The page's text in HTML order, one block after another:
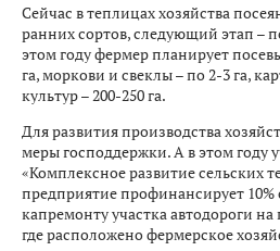
Сейчас в теплицах хозяйства
ранних сортов, следующий этап –
этом году фермер планирует
га, моркови и свеклы – по 2-3 га,
культур – 200-250 га.
Для развития производства
меры господдержки. А в этом году
«Комплексное развитие сельских
предприятие профинансирует
капремонту участка автодороги
где расположено фермерское